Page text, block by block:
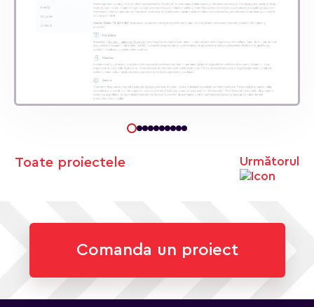
Toate proiectele Următorul
Comanda un proiect